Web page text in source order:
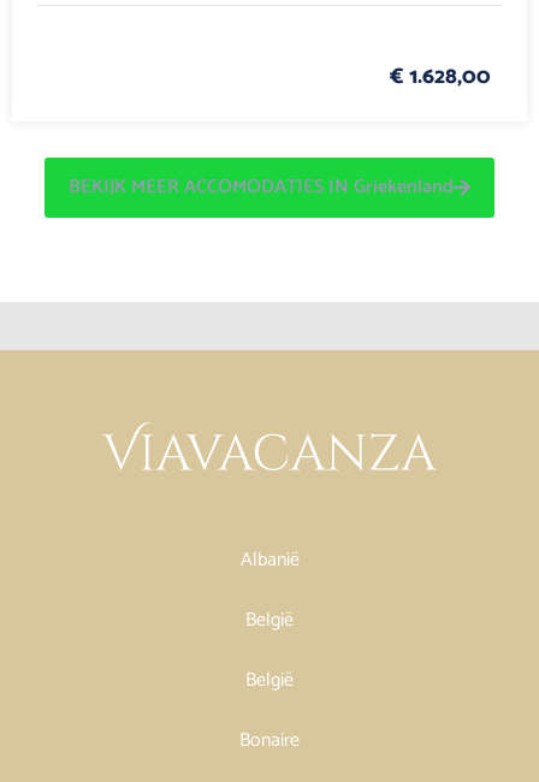
€ 1.628,00
BEKIJK MEER ACCOMODATIES IN Griekenland
Albanië
België
België
Bonaire